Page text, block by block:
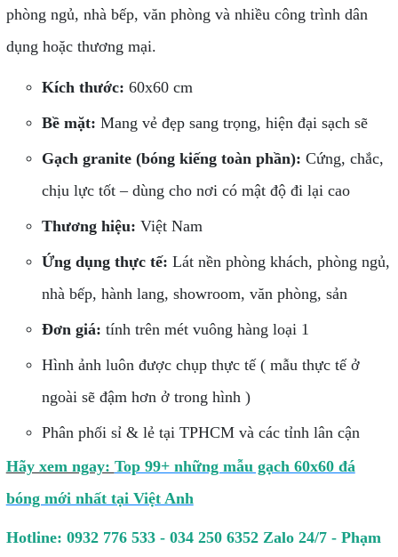
phòng ngủ, nhà bếp, văn phòng và nhiều công trình dân
dụng hoặc thương mại.
Kích thước: 60x60 cm
Bề mặt: Mang vẻ đẹp sang trọng, hiện đại sạch sẽ
Gạch granite (bóng kiếng toàn phần): Cứng, chắc,
chịu lực tốt – dùng cho nơi có mật độ đi lại cao
Thương hiệu: Việt Nam
Ứng dụng thực tế: Lát nền phòng khách, phòng ngủ,
nhà bếp, hành lang, showroom, văn phòng, sản
Đơn giá: tính trên mét vuông hàng loại 1
Hình ảnh luôn được chụp thực tế ( mẫu thực tế ở
ngoài sẽ đậm hơn ở trong hình )
Phân phối sỉ & lẻ tại TPHCM và các tỉnh lân cận
Hãy xem ngay: Top 99+ những mẫu gạch 60x60 đá
bóng mới nhất tại Việt Anh
Hotline: 0932 776 533 - 034 250 6352 Zalo 24/7 - Phạm